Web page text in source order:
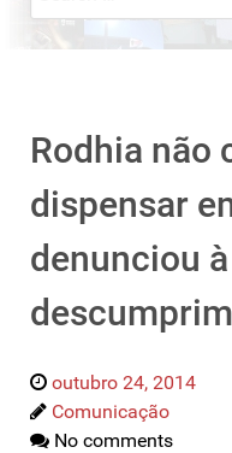
Rodhia não
dispensar
denunciou
outubro 24, 2014
Comunicação
No comments